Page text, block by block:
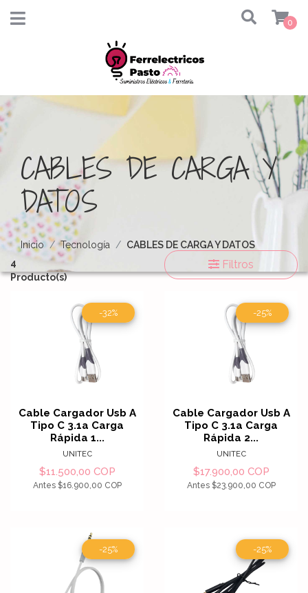
0
CABLES DE CARGA Y
DATOS
Inicio Tecnología
CABLES DE CARGA Y DATOS
4
Producto(s)
Filtros
-32%
Cable Cargador Usb A
Tipo C 3.1a Carga
Rápida 1...
UNITEC
$11.500,00 COP
Antes $16.900,00 COP
-25%
Cable Cargador Usb A
Tipo C 3.1a Carga
Rápida 2...
UNITEC
$17.900,00 COP
Antes $23.900,00 COP
-25% -25%